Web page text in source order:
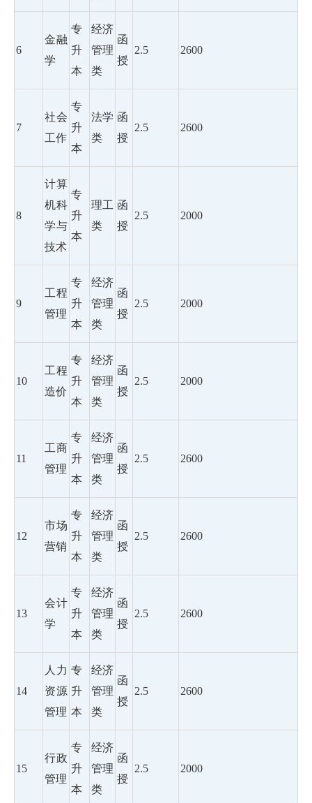
6
金融
学
专
升
本
经济
管理
类
函
授
2.5 2600
7
社会
工作
专
升
本
法学
类
函
授
2.5 2600
8
计算
机科
学与
技术
专
升
本
理工
类
函
授
2.5 2000
9
工程
管理
专
升
本
经济
管理
类
函
授
2.5 2000
10
工程
造价
专
升
本
经济
管理
类
函
授
2.5 2000
11
工商
管理
专
升
本
经济
管理
类
函
授
2.5 2600
12
市场
营销
专
升
本
经济
管理
类
函
授
2.5 2600
13
会计
学
专
升
本
经济
管理
类
函
授
2.5 2600
14
人力
资源
管理
专
升
本
经济
管理
类
函
授
2.5 2600
15
行政
管理
专
升
本
经济
管理
类
函
授
2.5 2000